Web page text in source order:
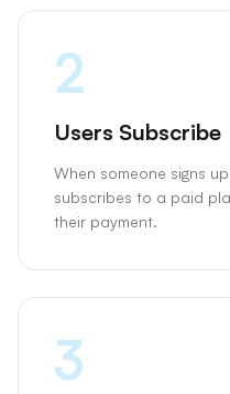
2
Users Subscribe
When someone signs
subscribes to a paid
their payment.
3